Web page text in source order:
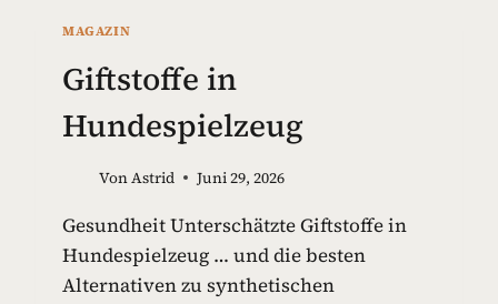
MAGAZIN
Giftstoffe in
Hundespielzeug
VonAstrid Juni 29, 2026
Gesundheit Unterschätzte Giftstoffe in
Hundespielzeug … und die besten
Alternativen zu synthetischen